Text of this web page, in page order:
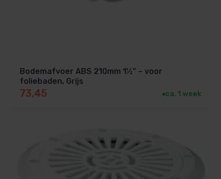
Bodemafvoer ABS 210mm 1½” – voor
foliebaden, Grijs
73,45 ca. 1 week